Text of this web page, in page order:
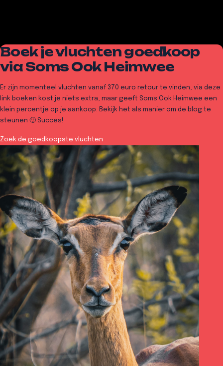
Boek je vluchten goedkoop
via Soms Ook Heimwee
Er zijn momenteel vluchten vanaf 370 euro retour te vinden, via deze
link boeken kost je niets extra, maar geeft Soms Ook Heimwee een
klein percentje op je aankoop. Bekijk het als manier om de blog te
steunen 🙂 Succes!
Zoek de goedkoopste vluchten